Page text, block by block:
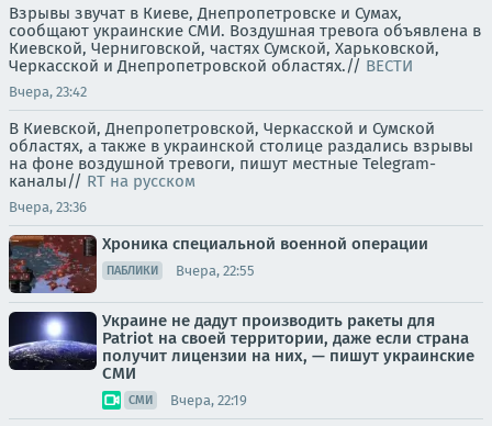
Взрывы звучат в Киеве, Днепропетровске и Сумах,
сообщают украинские СМИ. Воздушная тревога объявлена в
Киевской, Черниговской, частях Сумской, Харьковской,
Черкасской и Днепропетровской областях.// ВЕСТИ
Вчера, 23:42
В Киевской, Днепропетровской, Черкасской и Сумской
областях, а также в украинской столице раздались взрывы
на фоне воздушной тревоги, пишут местные Telegram-
каналы// RT на русском
Вчера, 23:36
Хроника специальной военной операции
ПАБЛИКИ Вчера, 22:55
Украине не дадут производить ракеты для
Patriot на своей территории, даже если страна
получит лицензии на них, — пишут украинские
СМИ
СМИ Вчера, 22:19